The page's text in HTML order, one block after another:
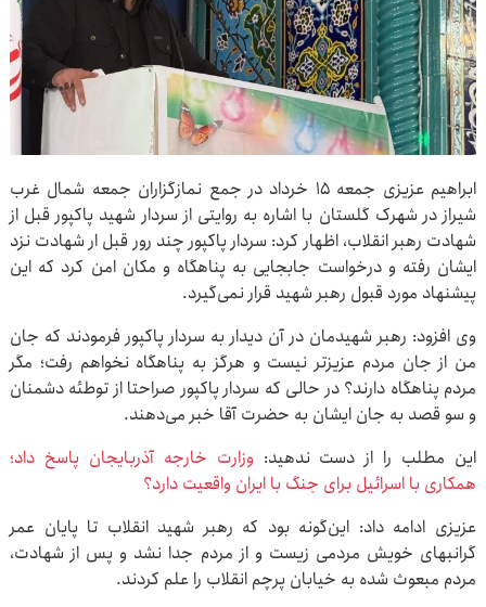
ابراهیم عزیزی جمعه ۱۵ خرداد در جمع نمازگزاران جمعه شمال غرب
شیراز در شهرک گلستان با اشاره به روایتی از سردار شهید پاکپور قبل از
شهادت رهبر انقلاب، اظهار کرد: سردار پاکپور چند رور قبل ار شهادت نزد
ایشان رفته و درخواست جابجایی به پناهگاه و مکان امن کرد که این
پیشنهاد مورد قبول رهبر شهید قرار نمی‌گیرد.
وی افزود: رهبر شهیدمان در آن دیدار به سردار پاکپور فرمودند که جان
من از جان مردم عزیزتر نیست و هرگز به پناهگاه نخواهم رفت؛ مگر
مردم پناهگاه دارند؟ در حالی که سردار پاکپور صراحتا از توطئه دشمنان
و سو قصد به جان ایشان به حضرت آقا خبر می‌دهند.
این مطلب را از دست ندهید: وزارت خارجه آذربایجان پاسخ داد؛
همکاری با اسرائیل برای جنگ با ایران واقعیت دارد؟
عزیزی ادامه داد: این‌گونه بود که رهبر شهید انقلاب تا پایان عمر
گرانبهای خویش مردمی زیست و از مردم جدا نشد و پس از شهادت،
مردم مبعوث شده به خیابان پرچم انقلاب را علم کردند.